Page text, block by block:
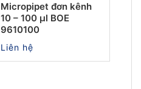
Micropipet đơn kênh
10 – 100 µl BOE
9610100
Liên hệ